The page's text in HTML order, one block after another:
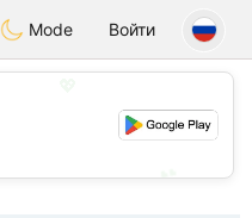
Dating
Mode Войти